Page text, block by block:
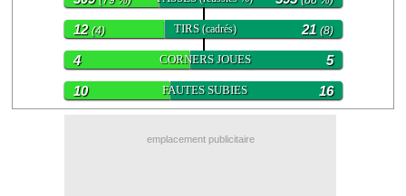
TIRS(cadrés)
12(4) 21 (8)
CORNERS JOUES
4 5
FAUTES SUBIES
10 16
emplacement publicitaire
site web Maxifoot.fr